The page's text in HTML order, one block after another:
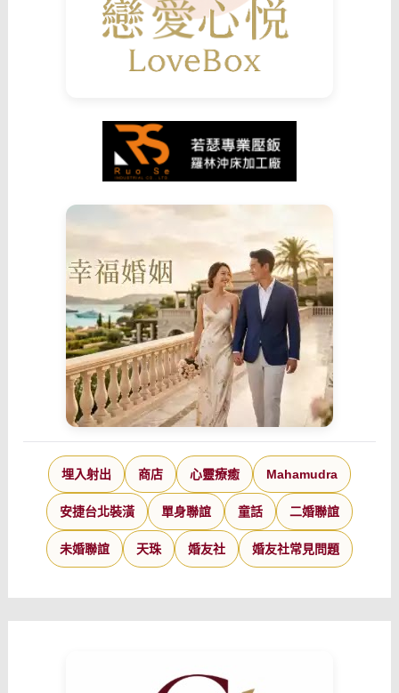
埋入射出 商店 心靈療癒 Mahamudra
安捷台北裝潢 單身聯誼 童話 二婚聯誼
未婚聯誼 天珠 婚友社 婚友社常見問題